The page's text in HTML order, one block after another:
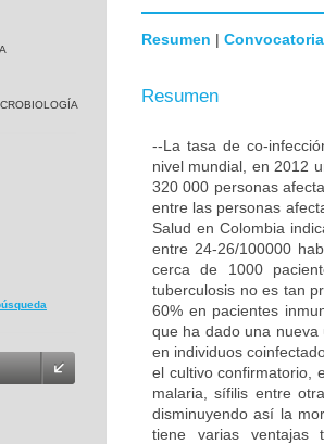
Resumen | Convocatoria
Resumen
--La tasa de co-
nivel mundial, en 2012
320 000 personas
entre las personas
Salud en Colombia
entre 24-26/100000
cerca de 1000
tuberculosis no es tan
60% en pacientes
que ha dado una
en individuos
el cultivo confirmatorio,
malaria, sífilis entre
disminuyendo así la
tiene varias ventajas